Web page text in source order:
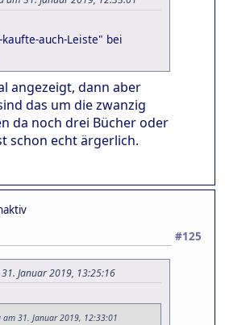
auch-Leiste" bei
angezeigt, dann aber
das um die zwanzig
da noch drei Bücher oder
schon echt ärgerlich.
#125
Januar 2019, 13:25:16
31. Januar 2019, 12:33:01